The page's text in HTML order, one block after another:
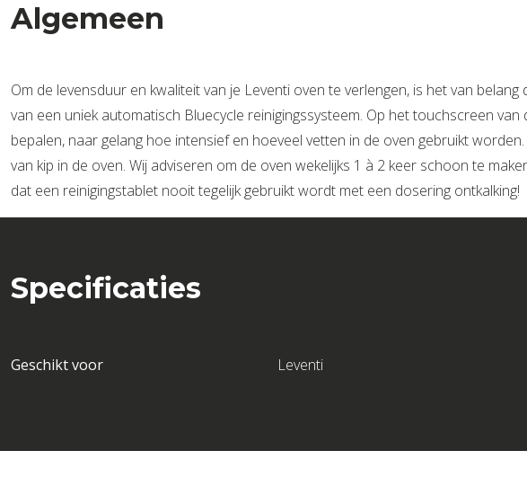
Algemeen
Om de levensduur en kwaliteit van je Leventi oven te verlengen, is het van
van een uniek automatisch Bluecycle reinigingssysteem. Op het touchscreen
bepalen, naar gelang hoe intensief en hoeveel vetten in de oven gebruikt
van kip in de oven. Wij adviseren om de oven wekelijks 1 à 2 keer schoon te
dat een reinigingstablet nooit tegelijk gebruikt wordt met een dosering ontkalking!
Specificaties
Geschikt voor Leventi